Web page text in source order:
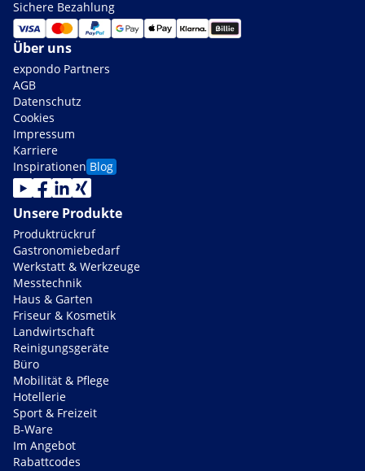
Sichere Bezahlung
Über uns
expondo Partners
AGB
Datenschutz
Cookies
Impressum
Karriere
Inspirationen Blog
Unsere Produkte
Produktrückruf
Gastronomiebedarf
Werkstatt & Werkzeuge
Messtechnik
Haus & Garten
Friseur & Kosmetik
Landwirtschaft
Reinigungsgeräte
Büro
Mobilität & Pflege
Hotellerie
Sport & Freizeit
B-Ware
Im Angebot
Rabattcodes